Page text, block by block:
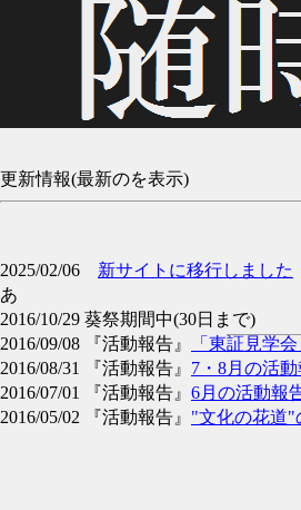
更新情報(最新のを表示)
2025/02/06 新サイトに移行しました
あ
2016/10/29 葵祭期間中(30日まで)
2016/09/08 『活動報告』
「東証見学
2016/08/31 『活動報告』 7・8月の活
2016/07/01 『活動報告』 6月の活動報
2016/05/02 『活動報告』 "文化の花道"